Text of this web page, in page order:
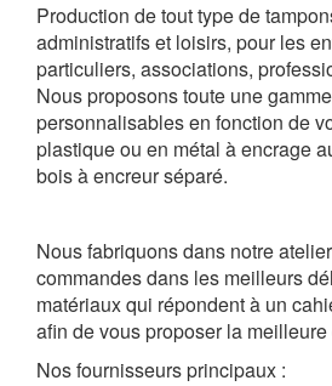
Production de tout type de
administratifs et loisirs, pour les
particuliers, associations,
Nous proposons toute une
personnalisables en fonction de
plastique ou en métal à encrage
bois à encreur séparé.
Nous fabriquons dans notre
commandes dans les meilleurs
matériaux qui répondent à un
afin de vous proposer la
Nos fournisseurs principaux :